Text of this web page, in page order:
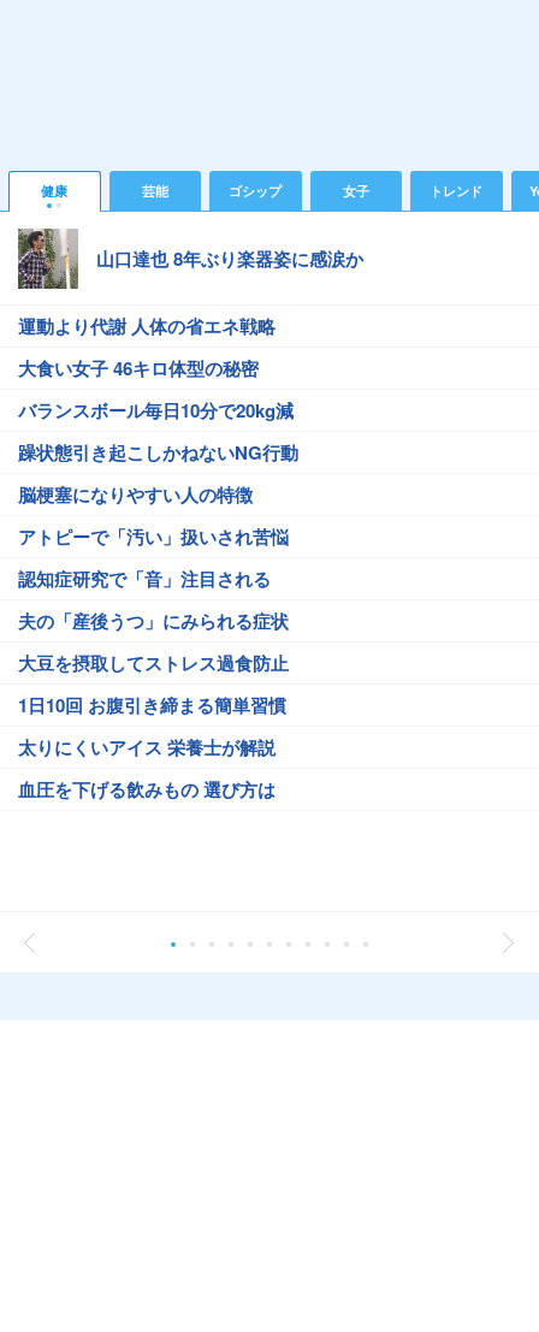
健康 芸能 ゴシップ 女子 トレンド
山口達也 8年ぶり楽器姿に感涙か
運動より代謝 人体の省エネ戦略
大食い女子 46キロ体型の秘密
バランスボール毎日10分で20kg減
躁状態引き起こしかねないNG行動
脳梗塞になりやすい人の特徴
アトピーで「汚い」扱いされ苦悩
認知症研究で「音」注目される
夫の「産後うつ」にみられる症状
大豆を摂取してストレス過食防止
1日10回 お腹引き締まる簡単習慣
太りにくいアイス 栄養士が解説
血圧を下げる飲みもの 選び方は